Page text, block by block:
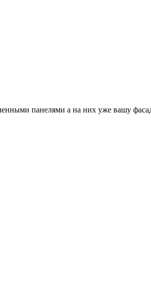
панелями а на них уже вашу